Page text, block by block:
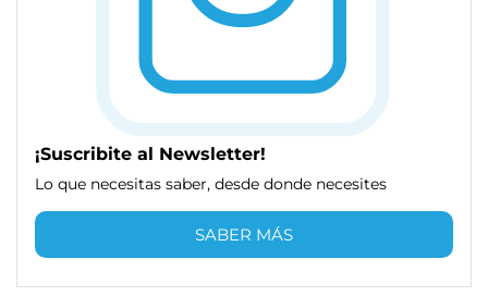
¡Suscribite al Newsletter!
Lo que necesitas saber, desde donde necesites
SABER MÁS